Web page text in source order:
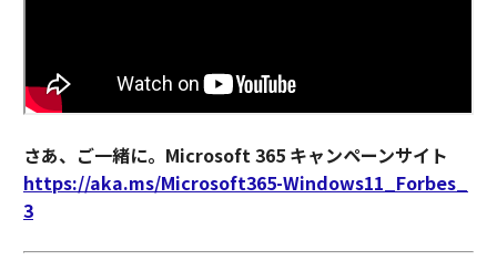
さあ、ご一緒に。Microsoft 365 キャンペーンサイト
https://aka.ms/Microsoft365-Windows11_Forbes_
3